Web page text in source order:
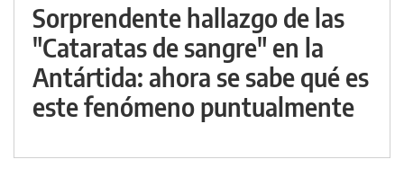
Sorprendente hallazgo de las
"Cataratas de sangre" en la
Antártida: ahora se sabe qué es
este fenómeno puntualmente